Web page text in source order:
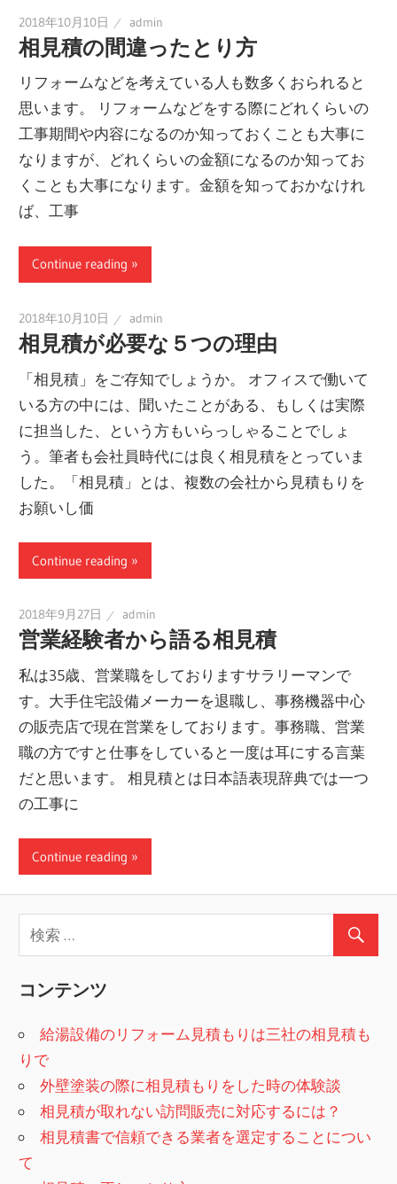
2018年10月10日 admin
相見積の間違ったとり方
リフォームなどを考えている人も数多くおられると
思います。 リフォームなどをする際にどれくらいの
工事期間や内容になるのか知っておくことも大事に
なりますが、どれくらいの金額になるのか知ってお
くことも大事になります。金額を知っておかなけれ
ば、工事
Continue reading
2018年10月10日 admin
相見積が必要な５つの理由
「相見積」をご存知でしょうか。 オフィスで働いて
いる方の中には、聞いたことがある、もしくは実際
に担当した、という方もいらっしゃることでしょ
う。筆者も会社員時代には良く相見積をとっていま
した。「相見積」とは、複数の会社から見積もりを
お願いし価
Continue reading
2018年9月27日 admin
営業経験者から語る相見積
私は35歳、営業職をしておりますサラリーマンで
す。大手住宅設備メーカーを退職し、事務機器中心
の販売店で現在営業をしております。事務職、営業
職の方ですと仕事をしていると一度は耳にする言葉
だと思います。 相見積とは日本語表現辞典では一つ
の工事に
Continue reading
コンテンツ
給湯設備のリフォーム見積もりは三社の相見積も
りで
外壁塗装の際に相見積もりをした時の体験談
相見積が取れない訪問販売に対応するには？
相見積書で信頼できる業者を選定することについ
て